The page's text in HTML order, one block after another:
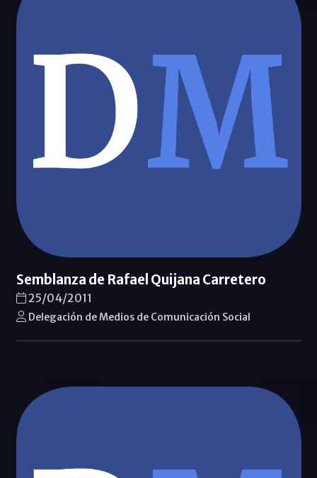
Semblanza de Rafael Quijana Carretero
25/04/2011
Delegación de Medios de Comunicación Social